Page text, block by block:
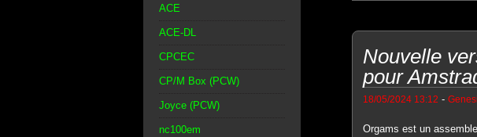
ACE
ACE-DL
CPCEC
CP/M Box (PCW)
Joyce (PCW)
nc100em
Nouvelle
pour
18/05/2024 13:12 -
Orgams est un